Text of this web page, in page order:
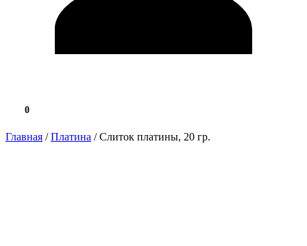
0
0.0 ₽
Главная /Платина / Слиток платины, 20 гр.